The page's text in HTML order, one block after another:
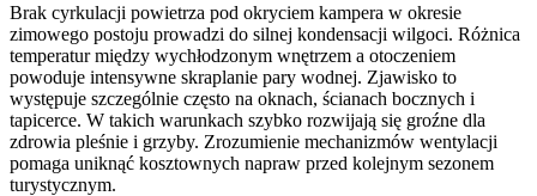
Brak cyrkulacji powietrza pod okryciem kampera w okresie
zimowego postoju prowadzi do silnej kondensacji wilgoci. Różnica
temperatur między wychłodzonym wnętrzem a otoczeniem
powoduje intensywne skraplanie pary wodnej. Zjawisko to
występuje szczególnie często na oknach, ścianach bocznych i
tapicerce. W takich warunkach szybko rozwijają się groźne dla
zdrowia pleśnie i grzyby. Zrozumienie mechanizmów wentylacji
pomaga uniknąć kosztownych napraw przed kolejnym sezonem
turystycznym.